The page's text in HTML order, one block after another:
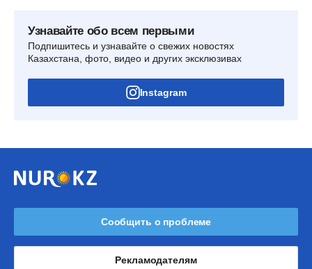
Узнавайте обо всем первыми
Подпишитесь и узнавайте о свежих новостях
Казахстана, фото, видео и других эксклюзивах
Instagram
Сообщить о проблеме
Рекламодателям